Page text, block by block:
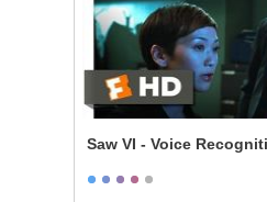
Saw VI - Voice